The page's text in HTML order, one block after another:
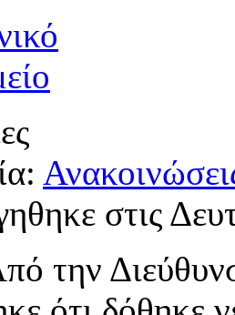
στις
την